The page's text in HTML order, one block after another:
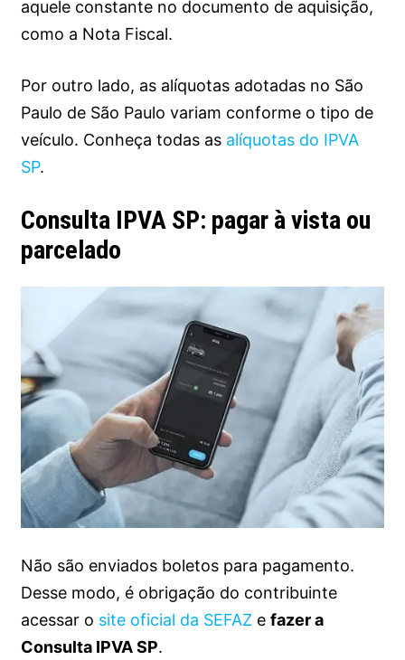
aquele constante no documento de aquisição,
como a Nota Fiscal.
Por outro lado, as alíquotas adotadas no São
Paulo de São Paulo variam conforme o tipo de
veículo. Conheça todas as alíquotas do IPVA
SP.
Consulta IPVA SP: pagar à vista ou
parcelado
Não são enviados boletos para pagamento.
Desse modo, é obrigação do contribuinte
acessar o site oficial da SEFAZ efazer a
Consulta IPVA SP.